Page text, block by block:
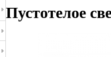
Пустотелое